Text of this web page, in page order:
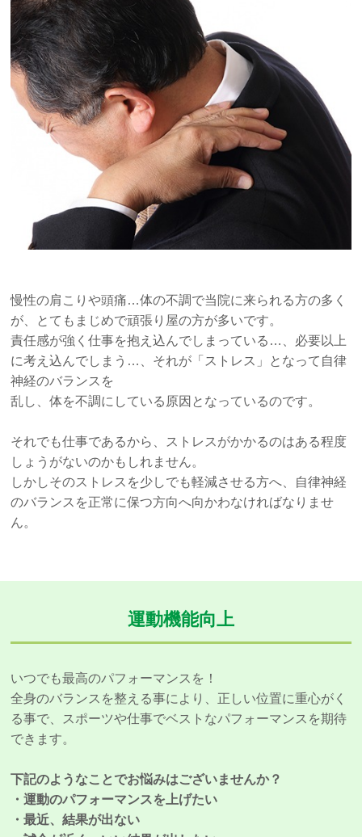
慢性の肩こりや頭痛…体の不調で当院に来られる方の多く
が、とてもまじめで頑張り屋の方が多いです。
責任感が強く仕事を抱え込んでしまっている…、必要以上
に考え込んでしまう…、それが「ストレス」となって自律
神経のバランスを
乱し、体を不調にしている原因となっているのです。
それでも仕事であるから、ストレスがかかるのはある程度
しょうがないのかもしれません。
しかしそのストレスを少しでも軽減させる方へ、自律神経
のバランスを正常に保つ方向へ向かわなければなりませ
ん。
運動機能向上
いつでも最高のパフォーマンスを！
全身のバランスを整える事により、正しい位置に重心がく
る事で、スポーツや仕事でベストなパフォーマンスを期待
できます。
下記のようなことでお悩みはございませんか？
・運動のパフォーマンスを上げたい
・最近、結果が出ない